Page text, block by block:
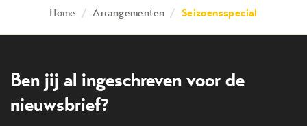
Home / Arrangementen / Seizoensspecial
Ben jij al ingeschreven voor de
nieuwsbrief?